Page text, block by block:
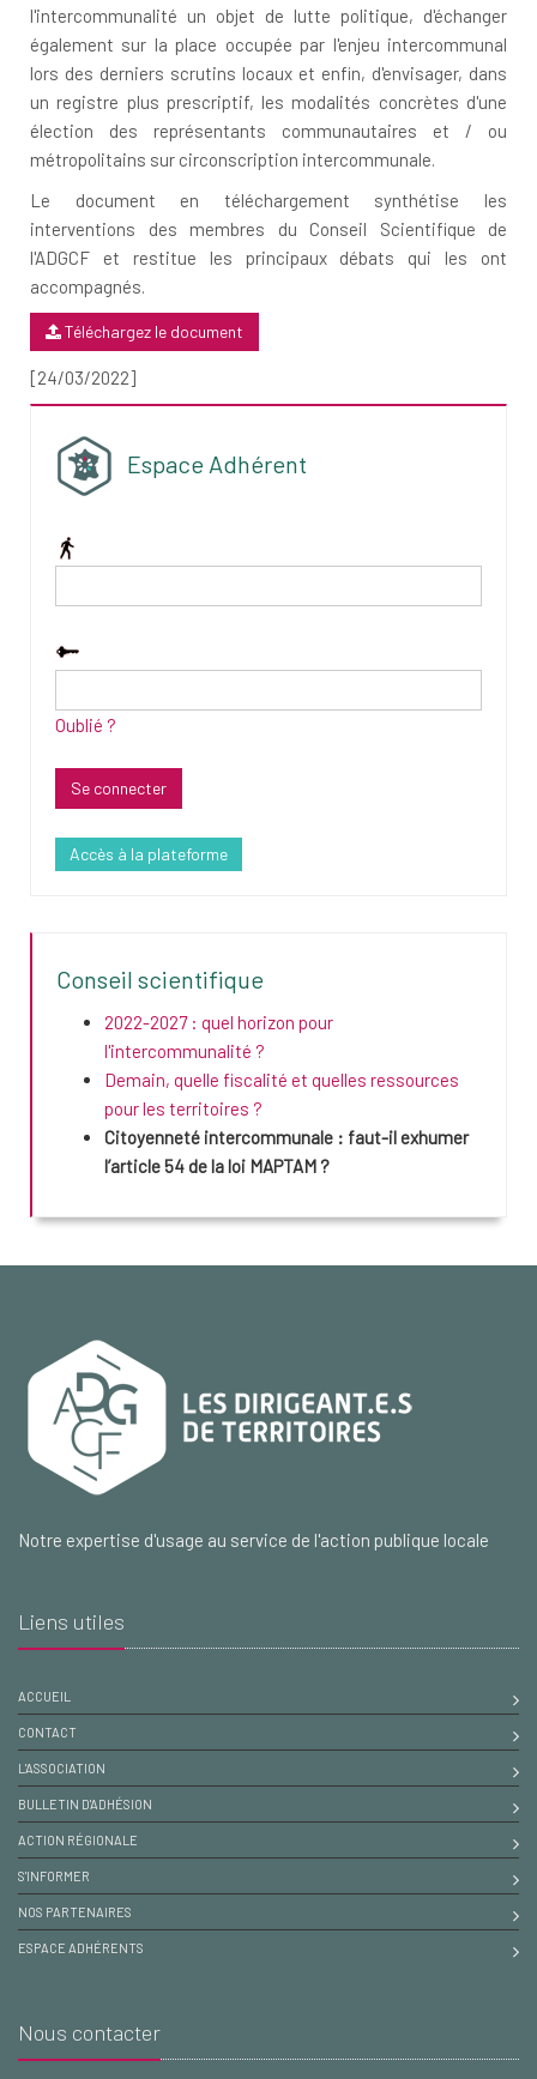
l'intercommunalité un objet de lutte politique, d'échanger
également sur la place occupée par l'enjeu intercommunal
lors des derniers scrutins locaux et enfin, d'envisager, dans
un registre plus prescriptif, les modalités concrètes d'une
élection des représentants communautaires et / ou
métropolitains sur circonscription intercommunale.
Le document en téléchargement synthétise les
interventions des membres du Conseil Scientifique de
l'ADGCF et restitue les principaux débats qui les ont
accompagnés.
Téléchargez le document
[24/03/2022]
Espace Adhérent
Oublié ?
Accès à la plateforme
Conseil scientifique
2022-2027 : quel horizon pour
l'intercommunalité ?
Demain, quelle fiscalité et quelles ressources
pour les territoires ?
Citoyenneté intercommunale : faut-il exhumer
l’article 54 de la loi MAPTAM ?
Notre expertise d'usage au service de l'action publique locale
Liens utiles
ACCUEIL
CONTACT
L'ASSOCIATION
BULLETIN D'ADHÉSION
ACTION RÉGIONALE
S'INFORMER
NOS PARTENAIRES
ESPACE ADHÉRENTS
Nous contacter